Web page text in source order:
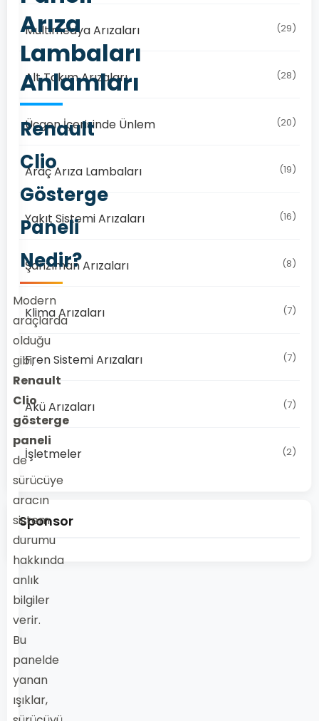
Arıza
Lambaları
Anlamları
Renault
Clio
Gösterge
Paneli
Nedir?
Modern
araçlarda
olduğu
gibi,
Renault
Clio
gösterge
paneli
de
sürücüye
aracın
sistem
durumu
hakkında
anlık
bilgiler
verir.
Bu
panelde
yanan
ışıklar,
Multimedya Arızaları (29)
Alt Takım Arızaları (28)
Üçgen İçerisinde Ünlem (20)
Araç Arıza Lambaları (19)
Yakıt Sistemi Arızaları (16)
Şanzıman Arızaları (8)
Klima Arızaları (7)
Fren Sistemi Arızaları (7)
Akü Arızaları (7)
İşletmeler (2)
Sponsor